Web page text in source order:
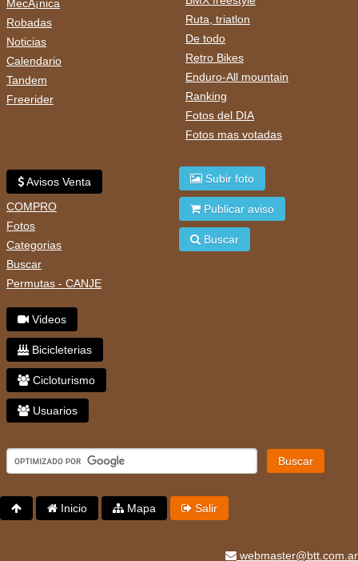
MecÃ¡nica
Robadas
Noticias
Calendario
Tandem
Freerider
Ruta, triatlon
De todo
Retro Bikes
Enduro-All mountain
Ranking
Fotos del DIA
Fotos mas votadas
Avisos Venta
COMPRO
Fotos
Categorias
Buscar
Permutas - CANJE
Videos
Bicicleterias
Cicloturismo
Usuarios
Subir foto
Publicar aviso
Buscar
Buscar
Inicio Mapa Salir
webmaster@btt.com.ar